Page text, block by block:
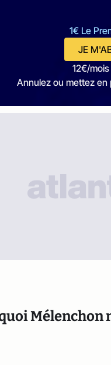
1€ Le
JE
12€/
Annulez ou mettez en
Mélenchon